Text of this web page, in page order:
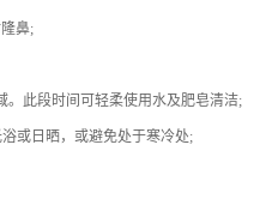
鼻;
。此段时间可轻柔使用水及肥皂清洁;
或日晒，或避免处于寒冷处;